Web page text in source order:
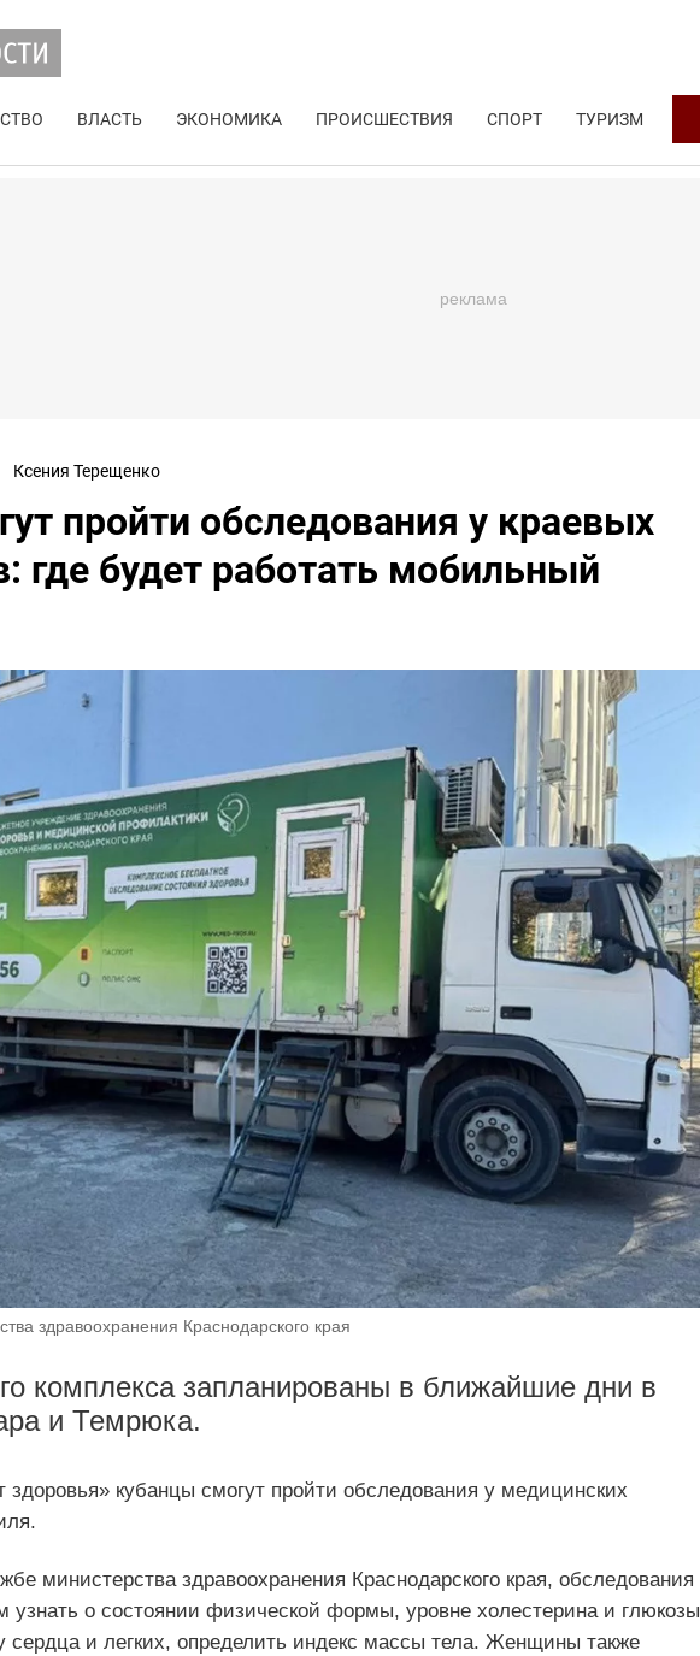
ВЛАСТЬ ЭКОНОМИКА ПРОИСШЕСТВИЯ СПОРТ ТУРИЗМ
Ксения Терещенко
пройти обследования у краевых
где будет работать мобильный
здравоохранения Краснодарского края
комплекса запланированы в ближайшие дни в
и Темрюка.
кубанцы смогут пройти обследования у медицинских
министерства здравоохранения Краснодарского края, обследования
узнать о состоянии физической формы, уровне холестерина и глюкозы
сердца и легких, определить индекс массы тела. Женщины также